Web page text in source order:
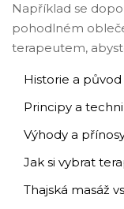
Například se
pohodlném
terapeutem,
Historie a původ
Principy a
Výhody a
Jak si vybrat
Thajská masáž